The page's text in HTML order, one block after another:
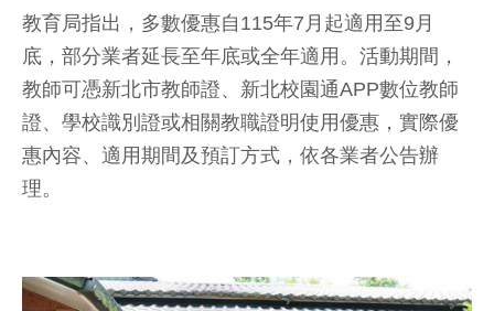
教育局指出，多數優惠自115年7月起適用至9月
底，部分業者延長至年底或全年適用。活動期間，
教師可憑新北市教師證、新北校園通APP數位教師
證、學校識別證或相關教職證明使用優惠，實際優
惠內容、適用期間及預訂方式，依各業者公告辦
理。